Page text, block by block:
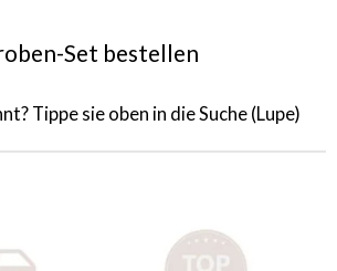
Set bestellen
Tippe sie oben in die Suche (Lupe)